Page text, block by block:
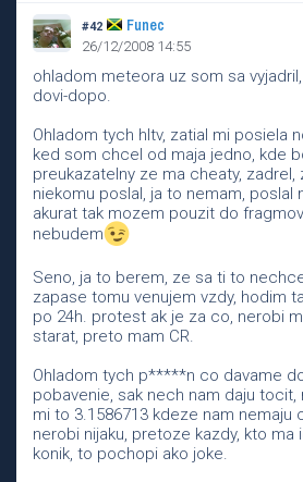
#42 Funec
26/12/2008 14:55
ohladom meteora uz som sa
dovi-dopo.
Ohladom tych hltv, zatial mi posiela
ked som chcel od maja jedno, kde
preukazatelny ze ma cheaty, zadrel,
niekomu poslal, ja to nemam, poslal
akurat tak mozem pouzit do
nebudem
Seno, ja to berem, ze sa ti to
zapase tomu venujem vzdy, hodim
po 24h. protest ak je za co, nerobi
starat, preto mam CR.
Ohladom tych p*****n co davame
pobavenie, sak nech nam daju tocit,
mi to 3.1586713 kdeze nam nemaju
nerobi nijaku, pretoze kazdy, kto
konik, to pochopi ako joke.